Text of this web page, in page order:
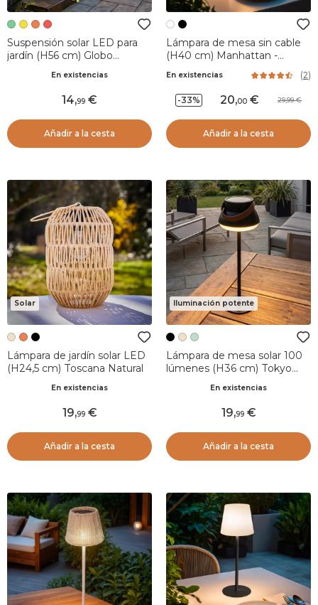
Suspensión solar LED para
jardín (H56 cm) Globo
En existencias
14,99
Añadir a la cesta
Lámpara de mesa sin cable
(H40 cm) Manhattan -
En existencias (2)
-33% 20,00 29,99
Añadir a la cesta
Solar
Lámpara de jardín solar LED
(H24,5 cm) Toscana Natural
En existencias
19,99
Añadir a la cesta
Iluminación potente
Lámpara de mesa solar 100
lúmenes (H36 cm) Tokyo
En existencias
19,99
Añadir a la cesta